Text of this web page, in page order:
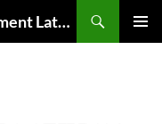
Indonesian Economy and Investment Latest News